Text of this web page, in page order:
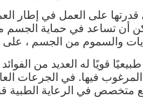
قدرتها على العمل في إطار
أن تساعد في حماية الجسم
والسموم من الجسم ،
قويًا له العديد من
المرغوب فيها. في الجرعات